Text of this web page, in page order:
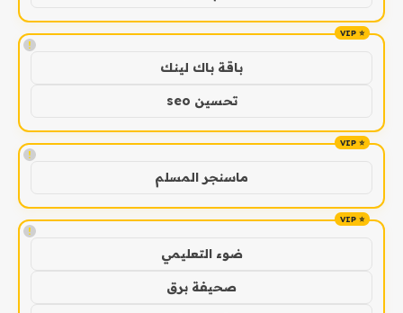
!
باقة باك لينك
تحسين seo
!
ماسنجر المسلم
!
ضوء التعليمي
صحيفة برق